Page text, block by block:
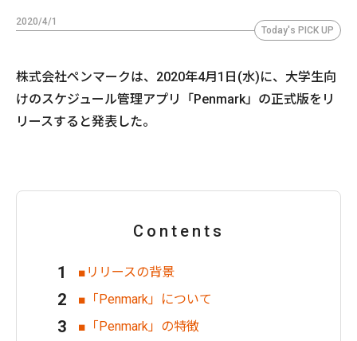
2020/4/1
Today's PICK UP
株式会社ペンマークは、2020年4月1日(水)に、大学生向
けのスケジュール管理アプリ「Penmark」の正式版をリ
リースすると発表した。
Contents
■リリースの背景
■「Penmark」について
■「Penmark」の特徴